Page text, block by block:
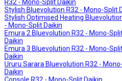
R32 - Mono-Split Daikin
Stylish Bluevolution R32 - Mono-Split
Stylish Optimised Heating
- Mono-Split Daikin
Emura 2 Bluevolution R32 - Mono-
Daikin
Emura 3 Bluevolution R32 - Mono-
Daikin
Ururu Sarara Bluevolution R32 -
Daikin